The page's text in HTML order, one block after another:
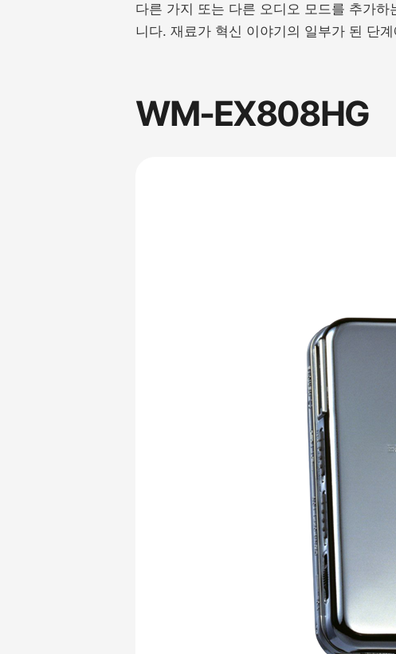
다른 가지 또는 다른 오디오 모드를 추가
니다. 재료가 혁신 이야기의 일부가 된 단
WM-EX808HG